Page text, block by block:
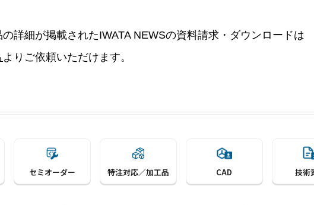
の詳細が掲載されたIWATA NEWSの資料請求・ダウンロードは
よりご依頼いただけます。
セミオーダー 特注対応／加工品 CAD 技術